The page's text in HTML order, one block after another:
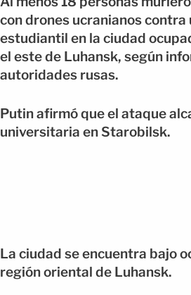
con drones ucranianos contra
estudiantil en la ciudad
el este de Luhansk, según
autoridades rusas.
Putin afirmó que el ataque
universitaria en Starobilsk.
La ciudad se encuentra bajo
región oriental de Luhansk.